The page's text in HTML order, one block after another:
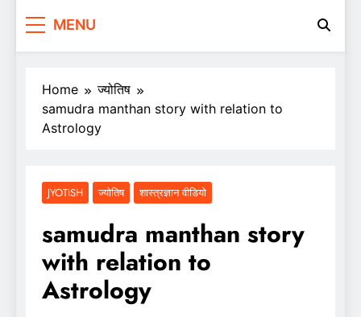
MENU
Home
ज्योतिष
samudra manthan story with relation to
Astrology
JYOTISH ज्योतिष शास्त्रज्ञान वीडियो
samudra manthan story
with relation to
Astrology